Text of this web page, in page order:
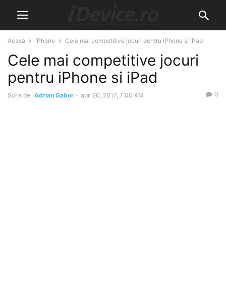
Acasă iPhone Cele mai competitive jocuri pentru iPhone si iPad
Cele mai competitive jocuri
pentru iPhone si iPad
Scris de: Adrian Gabor - apr. 20, 2017, 7:00 AM 0